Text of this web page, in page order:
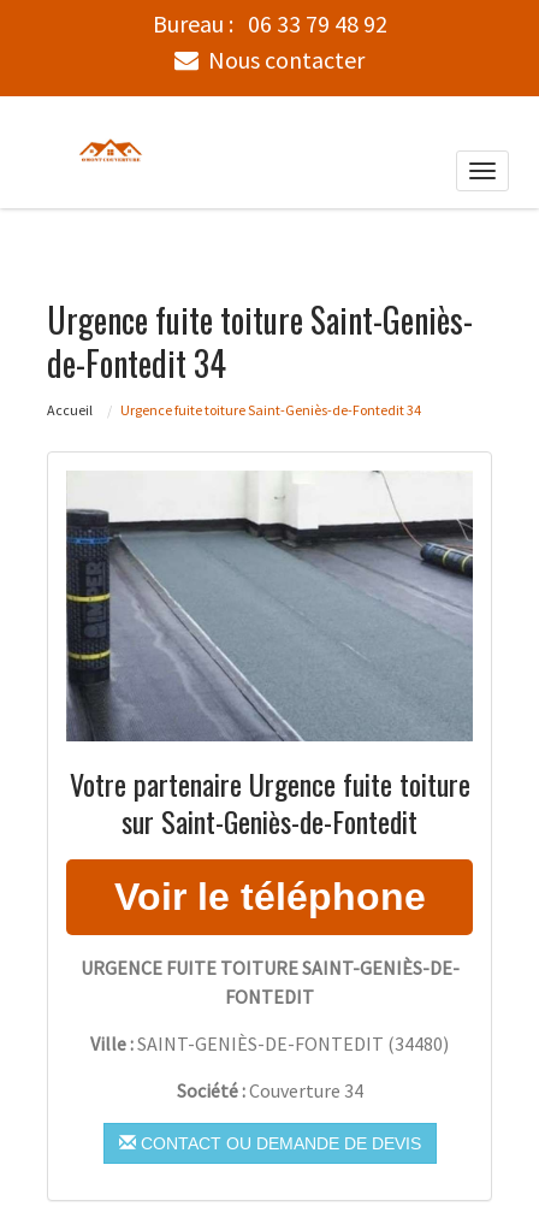
Bureau : 06 33 79 48 92
Nous contacter
Toggle
Urgence fuite toiture Saint-Geniès-
de-Fontedit 34
Accueil Urgence fuite toiture Saint-Geniès-de-Fontedit 34
Votre partenaire Urgence fuite toiture
sur Saint-Geniès-de-Fontedit
URGENCE FUITE TOITURE SAINT-GENIÈS-DE-
FONTEDIT
Ville :SAINT-GENIÈS-DE-FONTEDIT (34480)
Société :Couverture 34
CONTACT OU DEMANDE DE DEVIS